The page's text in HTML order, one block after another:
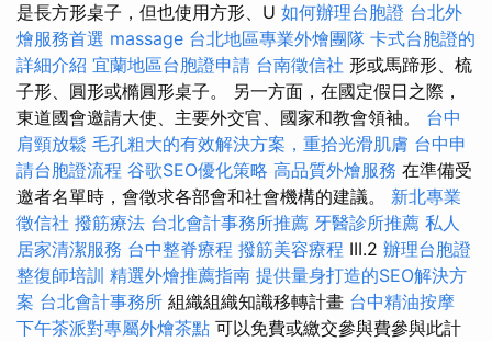
是長方形桌子，但也使用方形、U 如何辦理台胞證 台北外
燴服務首選 massage 台北地區專業外燴團隊 卡式台胞證的
詳細介紹 宜蘭地區台胞證申請 台南徵信社 形或馬蹄形、梳
子形、圓形或橢圓形桌子。 另一方面，在國定假日之際，
東道國會邀請大使、主要外交官、國家和教會領袖。 台中
肩頸放鬆 毛孔粗大的有效解決方案，重拾光滑肌膚 台中申
請台胞證流程 谷歌SEO優化策略 高品質外燴服務 在準備受
邀者名單時，會徵求各部會和社會機構的建議。 新北專業
徵信社 撥筋療法 台北會計事務所推薦 牙醫診所推薦 私人
居家清潔服務 台中整脊療程 撥筋美容療程 III.2 辦理台胞證
整復師培訓 精選外燴推薦指南 提供量身打造的SEO解決方
案 台北會計事務所 組織組織知識移轉計畫 台中精油按摩
下午茶派對專屬外燴茶點 可以免費或繳交參與費參與此計